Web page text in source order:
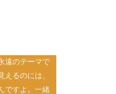
遠のテーマで
えるのには、
ですよ。一緒